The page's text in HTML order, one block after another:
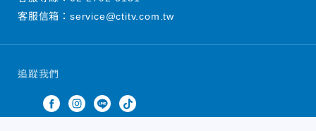
追蹤我們
客服信箱： service@ctitv.com.tw